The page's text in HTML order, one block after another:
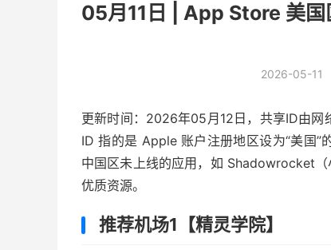
05月11日 | App Store 美
2026-05-11
更新时间：2026年05月12日，共享ID由
ID 指的是 Apple 账户注册地区设为“美国
中国区未上线的应用，如 Shadowrocket
优质资源。
推荐机场1【精灵学院】